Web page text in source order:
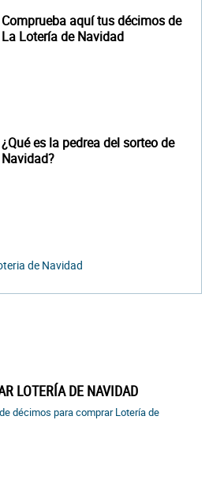
Comprueba aquí tus décimos de
La Lotería de Navidad
¿Qué es la pedrea del sorteo de
Navidad?
de Navidad
LOTERÍA DE NAVIDAD
décimos para comprar Lotería de